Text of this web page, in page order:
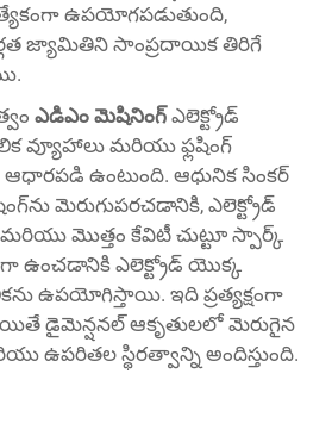
ఉపయోగపడుతుంది,
జ్యామితిని సాంప్రదాయిక తిరిగే
ఎడిఎం మెషినింగ్ఎలెక్ట్రోడ్
వ్యూహాలు మరియు ఫ్లషింగ్
ఆధారపడి ఉంటుంది. ఆధునిక సింకర్
మెరుగుపరచడానికి, ఎలెక్ట్రోడ్
మరియు మొత్తం కేవిటీ చుట్టూ స్పార్క్
ఉంచడానికి ఎలెక్ట్రోడ్ యొక్క
ఉపయోగిస్తాయి. ఇది ప్రత్యక్షంగా
డైమెన్షనల్ ఆకృతులలో మెరుగైన
ఉపరితల స్థిరత్వాన్ని అందిస్తుంది.